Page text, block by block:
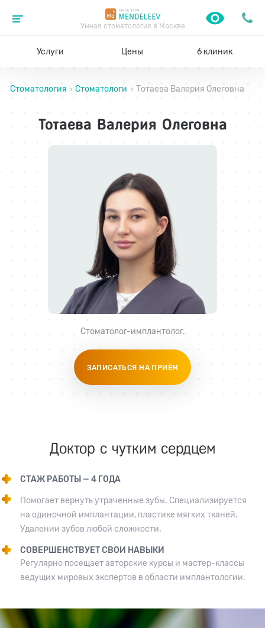
Умная стоматология в Москве
Услуги Цены 6 клиник
Стоматология › Стоматологи › Тотаева Валерия Олеговна
Тотаева Валерия Олеговна
Стоматолог-имплантолог.
ЗАПИСАТЬСЯ НА ПРИЁМ
Доктор с чутким сердцем
СТАЖ РАБОТЫ — 4 ГОДА
Помогает вернуть утраченные зубы. Специализируется
на одиночной имплантации, пластике мягких тканей.
Удалении зубов любой сложности.
СОВЕРШЕНСТВУЕТ СВОИ НАВЫКИ
Регулярно посещает авторские курсы и мастер-классы
ведущих мировых экспертов в области имплантологии.